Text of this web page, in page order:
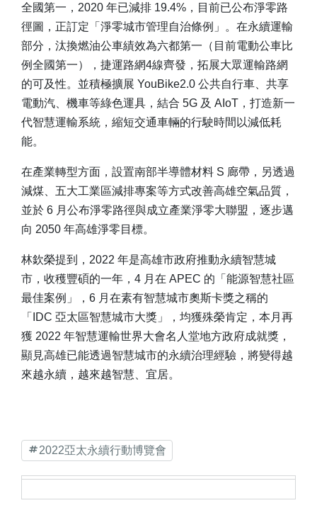
全國第一，2020 年已減排 19.4%，目前已公布淨零路
徑圖，正訂定「淨零城市管理自治條例」。在永續運輸
部分，汰換燃油公車績效為六都第一（目前電動公車比
例全國第一），捷運路網4線齊發，拓展大眾運輸路網
的可及性。並積極擴展 YouBike2.0 公共自行車、共享
電動汽、機車等綠色運具，結合 5G 及 AIoT，打造新一
代智慧運輸系統，縮短交通車輛的行駛時間以減低耗
能。
在產業轉型方面，設置南部半導體材料 S 廊帶，另透過
減煤、五大工業區減排專案等方式改善高雄空氣品質，
並於 6 月公布淨零路徑與成立產業淨零大聯盟，逐步邁
向 2050 年高雄淨零目標。
林欽榮提到，2022 年是高雄市政府推動永續智慧城
市，收穫豐碩的一年，4 月在 APEC 的「能源智慧社區
最佳案例」，6 月在素有智慧城市奧斯卡獎之稱的
「IDC 亞太區智慧城市大獎」，均獲殊榮肯定，本月再
獲 2022 年智慧運輸世界大會名人堂地方政府成就獎，
顯見高雄已能透過智慧城市的永續治理經驗，將變得越
來越永續，越來越智慧、宜居。
2022亞太永續行動博覽會